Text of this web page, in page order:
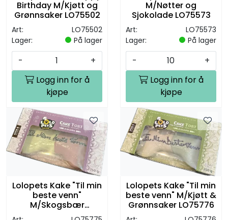
Birthday M/Kjøtt og
Grønnsaker LO75502
Art:
LO75502
Lager:
På lager
-
+
Logg inn for å
kjøpe
M/Nøtter og
Sjokolade LO75573
Art:
LO75573
Lager:
På lager
-
+
Logg inn for å
kjøpe
Lolopets Kake "Til min
beste venn"
M/Skogsbær
LO75775
Lolopets Kake "Til min
beste venn" M/Kjøtt &
Grønnsaker LO75776